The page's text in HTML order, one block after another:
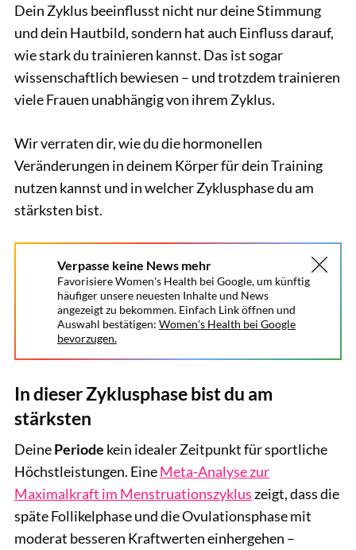
Dein Zyklus beeinflusst nicht nur deine Stimmung
und dein Hautbild, sondern hat auch Einfluss darauf,
wie stark du trainieren kannst. Das ist sogar
wissenschaftlich bewiesen – und trotzdem trainieren
viele Frauen unabhängig von ihrem Zyklus.
Wir verraten dir, wie du die hormonellen
Veränderungen in deinem Körper für dein Training
nutzen kannst und in welcher Zyklusphase du am
stärksten bist.
Verpasse keine News mehr
Favorisiere Women's Health bei Google, um künftig
häufiger unsere neuesten Inhalte und News
angezeigt zu bekommen. Einfach Link öffnen und
Auswahl bestätigen: Women's Health bei Google
bevorzugen.
In dieser Zyklusphase bist du am
stärksten
DeinePeriode kein idealer Zeitpunkt für sportliche
Höchstleistungen. EineMeta-Analyse zur
Maximalkraft im Menstruationszykluszeigt, dass die
späte Follikelphase und die Ovulationsphase mit
moderat besseren Kraftwerten einhergehen –